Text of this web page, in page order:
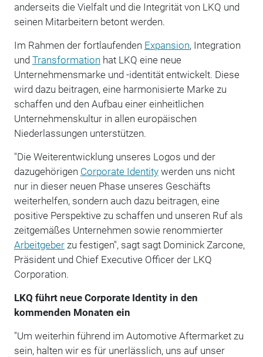
anderseits die Vielfalt und die Integrität von LKQ und
seinen Mitarbeitern betont werden.
Im Rahmen der fortlaufenden Expansion, Integration
und Transformation hat LKQ eine neue
Unternehmensmarke und -identität entwickelt. Diese
wird dazu beitragen, eine harmonisierte Marke zu
schaffen und den Aufbau einer einheitlichen
Unternehmenskultur in allen europäischen
Niederlassungen unterstützen.
"Die Weiterentwicklung unseres Logos und der
dazugehörigen Corporate Identitywerden uns nicht
nur in dieser neuen Phase unseres Geschäfts
weiterhelfen, sondern auch dazu beitragen, eine
positive Perspektive zu schaffen und unseren Ruf als
zeitgemäßes Unternehmen sowie renommierter
Arbeitgeberzu festigen", sagt sagt Dominick Zarcone,
Präsident und Chief Executive Officer der LKQ
Corporation.
LKQ führt neue Corporate Identity in den
kommenden Monaten ein
"Um weiterhin führend im Automotive Aftermarket zu
sein, halten wir es für unerlässlich, uns auf unser